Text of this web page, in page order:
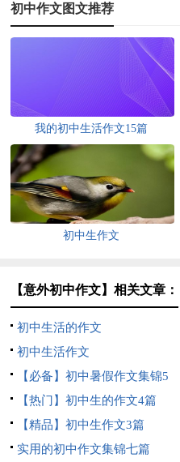
初中作文图文推荐
我的初中生活作文15篇
初中生作文
【意外初中作文】相关文章：
初中生活的作文
初中生活作文
【必备】初中暑假作文集锦5
篇 【热门】初中生的作文4篇
【精品】初中生作文3篇
实用的初中作文集锦七篇